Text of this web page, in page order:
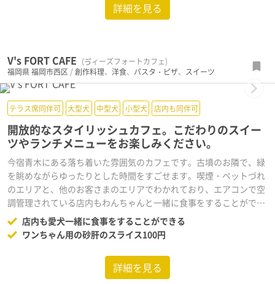
詳細を見る
V's FORT CAFE (ゔィーズフォートカフェ)
福岡県福岡市西区 /創作料理、 洋食、 パスタ・ピザ、 スイーツ
Next
テラス席同伴可 大型犬 中型犬 小型犬 店内も同伴可
開放的なスタイリッシュカフェ。こだわりのスイー
ツやランチメニューをお楽しみください。
今宿青木にある落ち着いた雰囲気のカフェです。古墳のお隣で、緑
を眺めながらゆったりとした時間をすごせます。喫煙・ペットづれ
のエリアと、他のお客さまのエリアでわかれており、エアコンで空
調管理されている店内もわんちゃんと一緒に食事をすることができ
るので、雨の日も暑い日もおでかけできますね。糸島ドライブの途
中にぜひお寄りください♪
店内も愛犬一緒に食事をすることができる
ワンちゃん用の砂肝のスライス100円
詳細を見る